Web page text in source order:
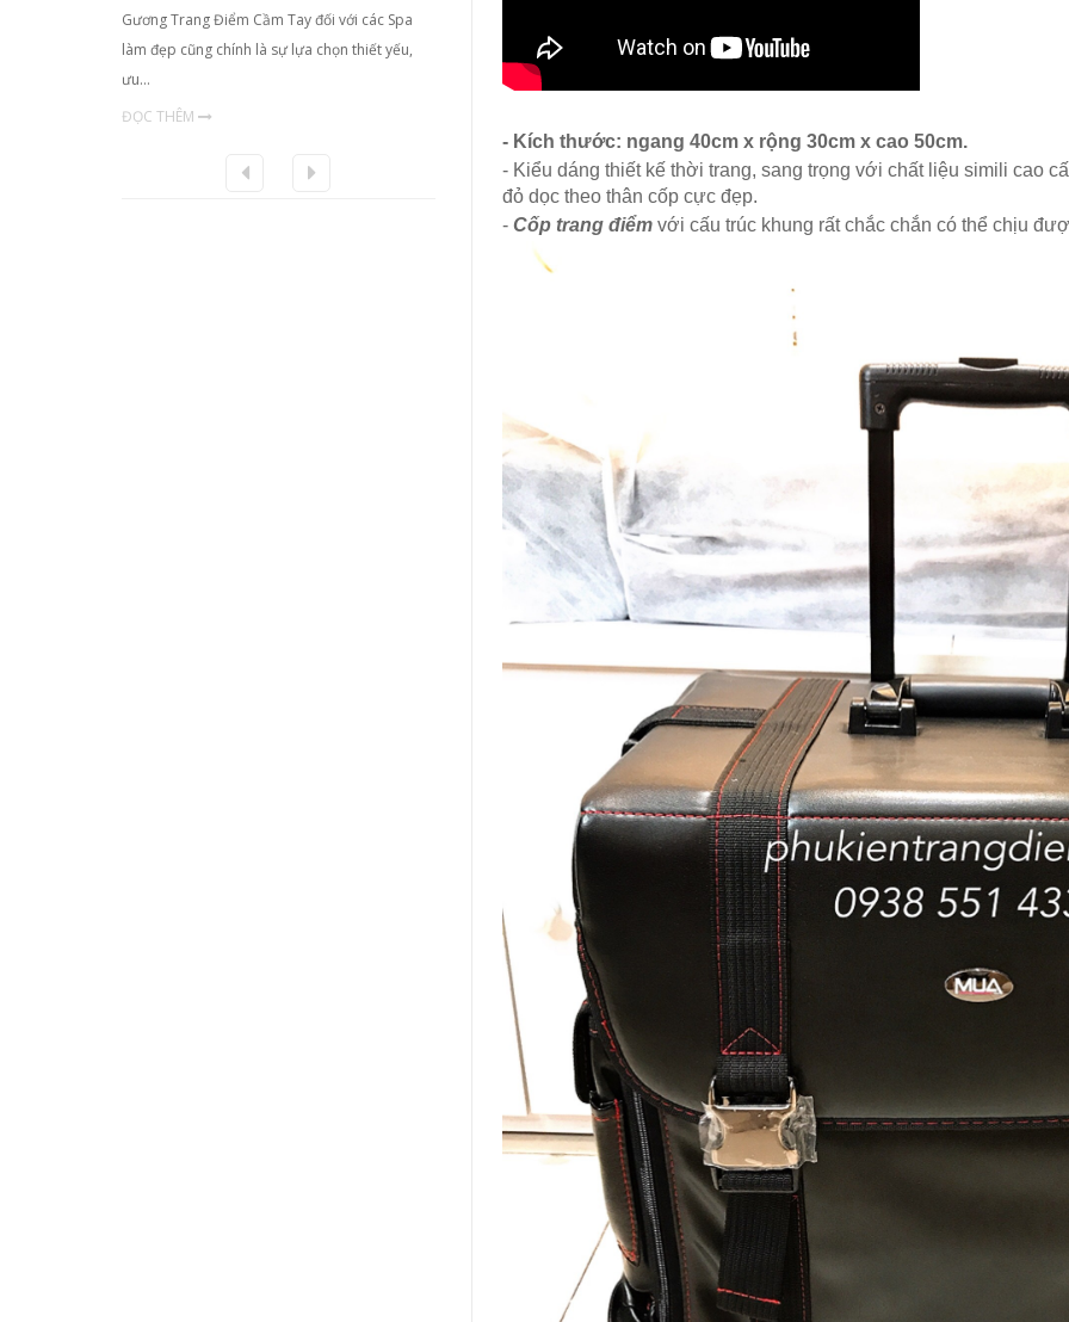
- Kích thước: ngang 40cm x rộng 30cm x cao 50cm.
- Kiểu dáng thiết kế thời trang, sang trọng với chất liệu simili cao
đỏ dọc theo thân cốp cực đẹp.
- Cốp trang điểmvới cấu trúc khung rất chắc chắn có thể chịu
Gương Trang Điểm Cầm Tay đối với các Spa
làm đẹp cũng chính là sự lựa chọn thiết yếu,
ưu…
ĐỌC THÊM
chị em phụ nữ thì việc mỗi cá nhân…
ĐỌC THÊM